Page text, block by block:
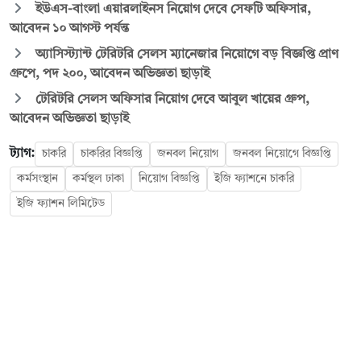
ইউএস-বাংলা এয়ারলাইনস নিয়োগ দেবে সেফটি অফিসার,
আবেদন ১০ আগস্ট পর্যন্ত
অ্যাসিস্ট্যান্ট টেরিটরি সেলস ম্যানেজার নিয়োগে বড় বিজ্ঞপ্তি প্রাণ
গ্রুপে, পদ ২০০, আবেদন অভিজ্ঞতা ছাড়াই
টেরিটরি সেলস অফিসার নিয়োগ দেবে আবুল খায়ের গ্রুপ,
আবেদন অভিজ্ঞতা ছাড়াই
ট্যাগ: চাকরি চাকরির বিজ্ঞপ্তি জনবল নিয়োগ জনবল নিয়োগে বিজ্ঞপ্তি
কর্মসংস্থান কর্মস্থল ঢাকা নিয়োগ বিজ্ঞপ্তি ইজি ফ্যাশনে চাকরি
ইজি ফ্যাশন লিমিটেড